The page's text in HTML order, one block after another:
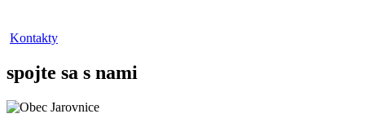
Kontakty
spojte sa s nami